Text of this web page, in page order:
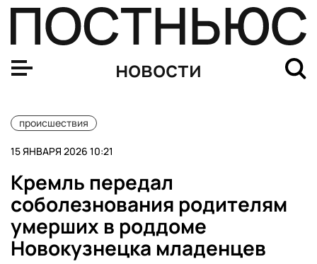
новости
происшествия
15 ЯНВАРЯ 2026 10:21
Кремль передал
соболезнования родителям
умерших в роддоме
Новокузнецка младенцев
Shot: в аэропорту Петропавловска-Камчатского из-за